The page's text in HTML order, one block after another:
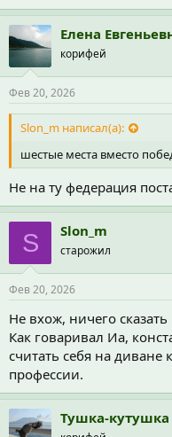
Елена
корифей
Фев 20, 2026
Slon_m написал(а):
шестые места вместо
Не на ту федерация
S Slon_m
старожил
Фев 20, 2026
Не вхож, ничего сказать
Как говаривал Иа,
считать себя на диване
профессии.
Тушка-кутушка